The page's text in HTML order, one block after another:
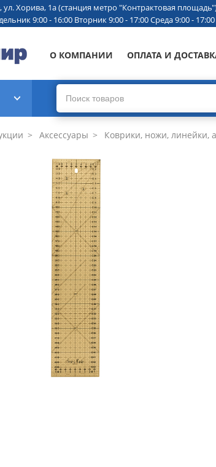
ул. Хорива, 1а (станция метро "Контрактовая
9:00 - 16:00 Вторник 9:00 - 17:00 Среда 9:00 -
О КОМПАНИИ ОПЛАТА И
Аксессуары Коврики, ножи, линейки,